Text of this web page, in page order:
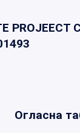
PROJEECT
Огласна